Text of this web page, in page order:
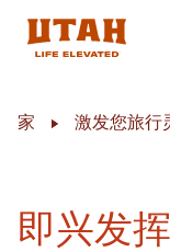
家 激发您旅行
即兴发挥